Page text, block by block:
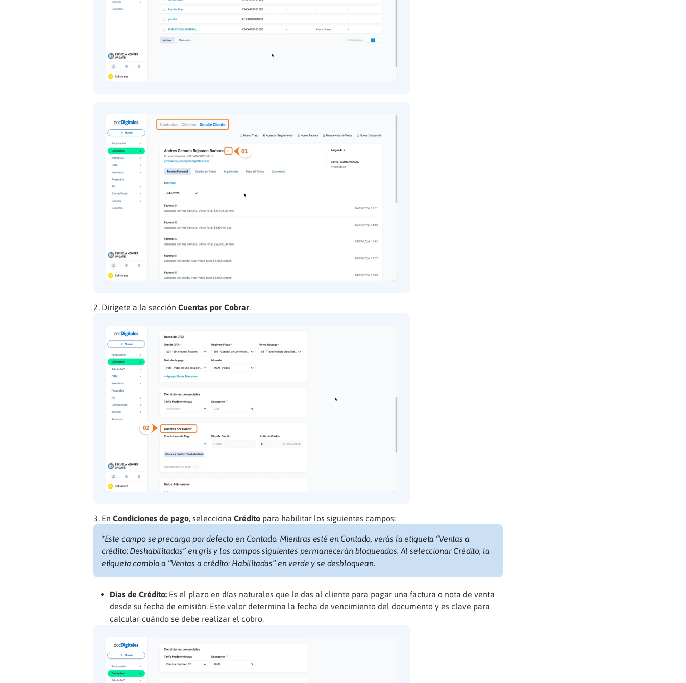
Dirígete a la sección Cuentas por Cobrar.
En Condiciones de pago, selecciona Crédito para habilitar los siguientes campos:
*Este campo se precarga por defecto en Contado. Mientras esté en Contado, verás la etiqueta “Ventas a
crédito: Deshabilitadas” en gris y los campos siguientes permanecerán bloqueados. Al seleccionar Crédito, la
etiqueta cambia a “Ventas a crédito: Habilitadas” en verde y se desbloquean.
Días de Crédito: Es el plazo en días naturales que le das al cliente para pagar una factura o nota de venta
desde su fecha de emisión. Este valor determina la fecha de vencimiento del documento y es clave para
calcular cuándo se debe realizar el cobro.